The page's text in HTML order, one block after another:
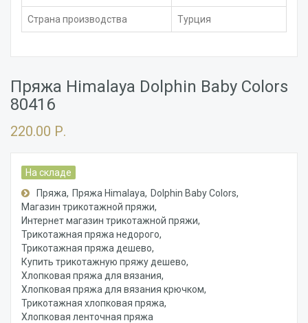
Страна производства Турция
Пряжа Himalaya Dolphin Baby Colors
80416
220.00 Р.
На складе
Пряжа
Пряжа Himalaya
Dolphin Baby Colors
Магазин трикотажной пряжи
Интернет магазин трикотажной пряжи
Трикотажная пряжа недорого
Трикотажная пряжа дешево
Купить трикотажную пряжу дешево
Хлопковая пряжа для вязания
Хлопковая пряжа для вязания крючком
Трикотажная хлопковая пряжа
Хлопковая ленточная пряжа